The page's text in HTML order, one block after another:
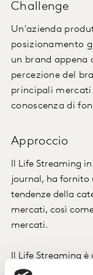
Challenge
Un'azienda
posizionamento
un brand appena
percezione del
principali mercati
conoscenza di
Approccio
Il Life Streaming
journal, ha fornito
tendenze della
mercati, così
mercati.
Il Life Streaming
tecnologia che